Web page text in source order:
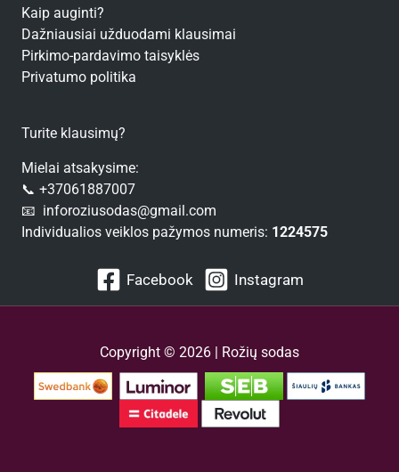
Kaip auginti?
Dažniausiai užduodami klausimai
Pirkimo-pardavimo taisyklės
Privatumo politika
Turite klausimų?
Mielai atsakysime:
📞 +37061887007
📧 inforoziusodas@gmail.com
Individualios veiklos pažymos numeris: 1224575
Facebook Instagram
Copyright © 2026 | Rožių sodas